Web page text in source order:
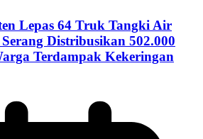
Lepas 64 Truk Tangki Air
Distribusikan 502.000
Terdampak Kekeringan